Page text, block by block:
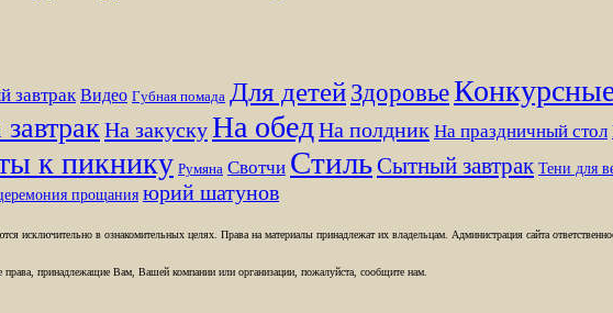
завтрак Видео Губная помада Для детейЗдоровье
На закускуНа обедНа полдник На праздничный стол
к пикнику Румяна Свотчи СтильСытный завтрак Тени для
прощания юрий шатунов
исключительно в ознакомительных целях. Права на материалы принадлежат их владельцам. Администрация сайта
принадлежащие Вам, Вашей компании или организации, пожалуйста, сообщите нам.